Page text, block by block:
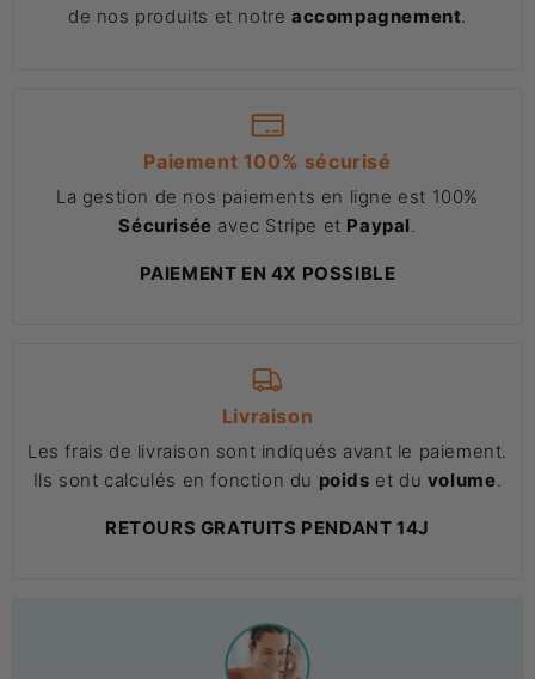
de nos produits et notre accompagnement.
Paiement 100% sécurisé
La gestion de nos paiements en ligne est 100%
Sécurisée avec Stripe et Paypal.
PAIEMENT EN 4X POSSIBLE
Livraison
Les frais de livraison sont indiqués avant le paiement.
Ils sont calculés en fonction du poids et du volume.
RETOURS GRATUITS PENDANT 14J